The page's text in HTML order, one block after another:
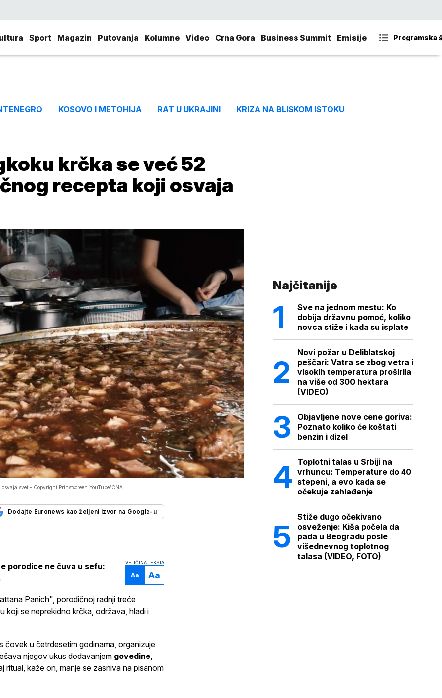
Sport Magazin Putovanja Kolumne Video Crna Gora Business Summit Emisije Programska
KOSOVO I METOHIJA RAT U UKRAJINI KRIZA NA BLISKOM ISTOKU
krčka se već 52
recepta koji osvaja
svet - Copyright Prinstscreen YouTube/CNA
Dodajte Euronews kao željeni izvor na Google-u
VELIČINA TEKSTA
Aa Aa
porodice ne čuva u sefu:
Panich", porodičnoj radnji treće
koji se neprekidno krčka, održava, hladi i
čovek u četrdesetim godinama, organizuje
njegov ukus dodavanjem govedine,
ritual, kaže on, manje se zasniva na pisanom
Najčitanije
Sve na jednom mestu: Ko
dobija državnu pomoć, koliko
novca stiže i kada su isplate
Novi požar u Deliblatskoj
peščari: Vatra se zbog vetra i
visokih temperatura proširila
na više od 300 hektara
(VIDEO)
Objavljene nove cene goriva:
Poznato koliko će koštati
benzin i dizel
Toplotni talas u Srbiji na
vrhuncu: Temperature do 40
stepeni, a evo kada se
očekuje zahlađenje
Stiže dugo očekivano
osveženje: Kiša počela da
pada u Beogradu posle
višednevnog toplotnog
talasa (VIDEO, FOTO)